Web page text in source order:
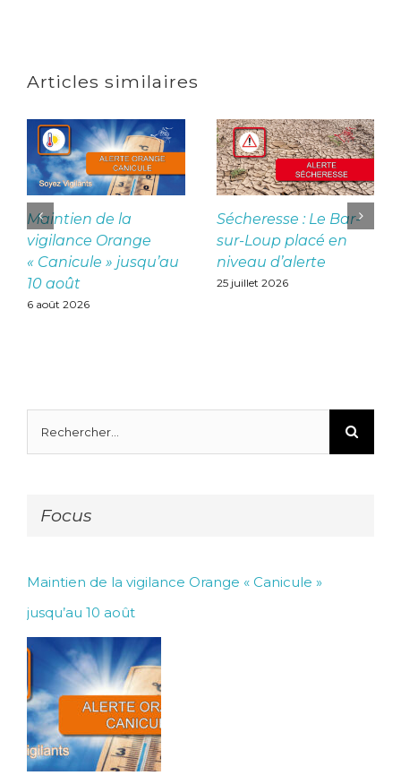
Articles similaires
Maintien de la
vigilance Orange
« Canicule » jusqu’au
10 août
6 août 2026
Sécheresse : Le Bar-
sur-Loup placé en
niveau d’alerte
25 juillet 2026
Rechercher:
Focus
Maintien de la vigilance Orange « Canicule »
jusqu’au 10 août